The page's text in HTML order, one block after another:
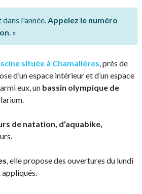
l'année.Appelez le numéro
. »
située à Chamalières, près de
d’un espace intérieur et d’un espace
eux, un bassin olympique de
de natation, d’aquabike,
, elle propose des ouvertures du lundi
appliqués.